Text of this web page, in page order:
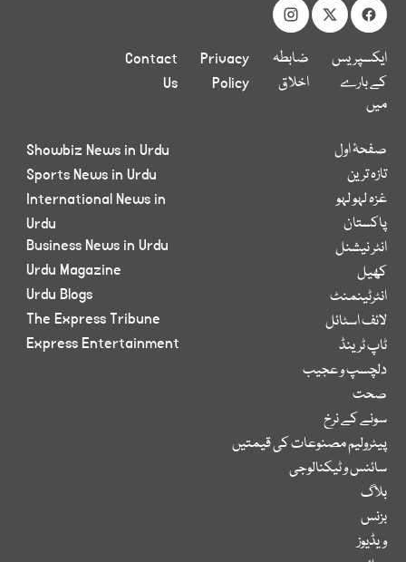
ایکسپریس
کے بارے
میں
ضابطہ
اخلاق
Privacy
Policy
Contact
Us
صفحۂ اول
تازہ ترین
غزہ لہو لہو
پاکستان
انٹر نیشنل
کھیل
انٹرٹینمنٹ
لائف اسٹائل
ٹاپ ٹرینڈ
دلچسپ و عجیب
صحت
سونے کے نرخ
پیٹرولیم مصنوعات کی قیمتیں
سائنس و ٹیکنالوجی
بلاگ
بزنس
ویڈیوز
Showbiz News in Urdu
Sports News in Urdu
International News in
Urdu
Business News in Urdu
Urdu Magazine
Urdu Blogs
The Express Tribune
Express Entertainment